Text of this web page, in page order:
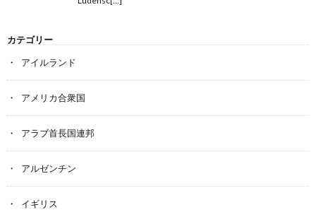
カテゴリー
アイルランド
アメリカ合衆国
アラブ首長国連邦
アルゼンチン
イギリス